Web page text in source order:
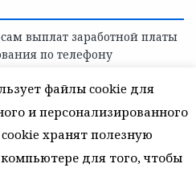
НЕТ
файлы cookie для
и персонализированного
хранят полезную
для того, чтобы